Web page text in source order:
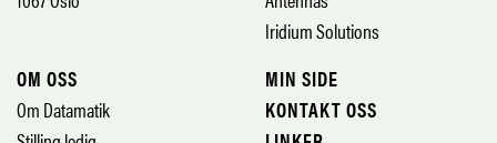
Iridium Solutions
OM OSS
Om Datamatik
MIN SIDE
KONTAKT OSS